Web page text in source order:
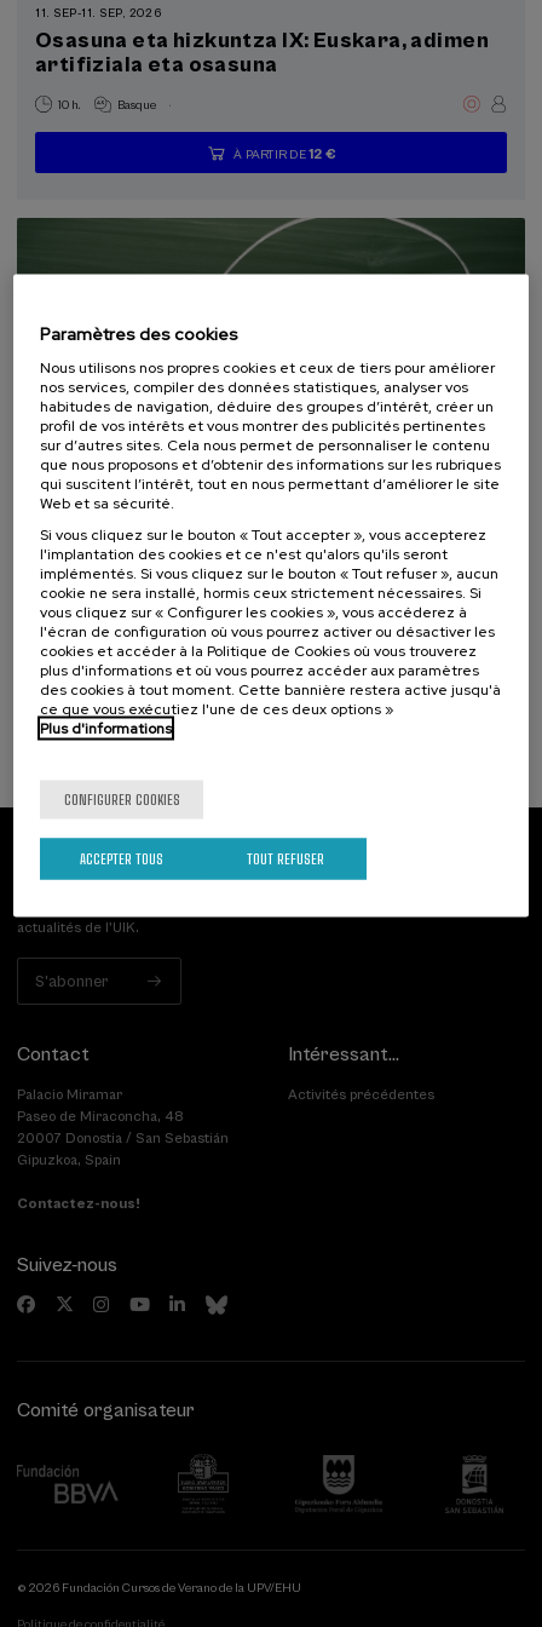
11. SEP-11. SEP, 2026
Osasuna eta hizkuntza IX: Euskara, adimen
artifiziala eta osasuna
10 h. Basque .
...
À PARTIR DE12 €
Dernières
places
Gratuit
Date
passée
Liste
d'attente
Période
d'inscription
COMMUNICATION SOCIÉTÉ
LINGUISTIQUE ET LITTÉRATURE
COURS D'ÉTÉ
18. SEP-19. SEP, 2026
Hizkuntza-arazoak dituzten haurren artean
identifikatzen diren kategoriak eta profil
funtzionalak
20 h. Basque Espagnol .
À PARTIR DE25 €
Dernières
places
Gratuit
passée
d'attente
Période
d'inscription
Abonnez-vous à notre bulletin
actualités de l'UIK.
S'abonner
Contact
Palacio Miramar
Paseo de Miraconcha, 48
20007 Donostia / San Sebastián
Gipuzkoa, Spain
Contactez-nous!
Intéressant...
Activités précédentes
Suivez-nous
Comité organisateur
© 2026 Fundación Cursos de Verano de la UPV/EHU
Paramètres des cookies
Nous utilisons nos propres cookies et ceux de tiers pour améliorer
nos services, compiler des données statistiques, analyser vos
habitudes de navigation, déduire des groupes d’intérêt, créer un
profil de vos intérêts et vous montrer des publicités pertinentes
sur d’autres sites. Cela nous permet de personnaliser le contenu
que nous proposons et d’obtenir des informations sur les rubriques
qui suscitent l’intérêt, tout en nous permettant d’améliorer le site
Web et sa sécurité.
Si vous cliquez sur le bouton « Tout accepter », vous accepterez
l'implantation des cookies et ce n'est qu'alors qu'ils seront
implémentés. Si vous cliquez sur le bouton « Tout refuser », aucun
cookie ne sera installé, hormis ceux strictement nécessaires. Si
vous cliquez sur « Configurer les cookies », vous accéderez à
l'écran de configuration où vous pourrez activer ou désactiver les
cookies et accéder à la Politique de Cookies où vous trouverez
plus d'informations et où vous pourrez accéder aux paramètres
des cookies à tout moment. Cette bannière restera active jusqu'à
ce que vous exécutiez l'une de ces deux options »
Plus d'informations
CONFIGURER COOKIES
TOUT REFUSER
ACCEPTER TOUS